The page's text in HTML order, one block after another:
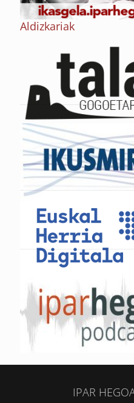
Aldizkariak
IPAR